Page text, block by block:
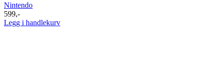
Nintendo
599,-
Legg i handlekurv